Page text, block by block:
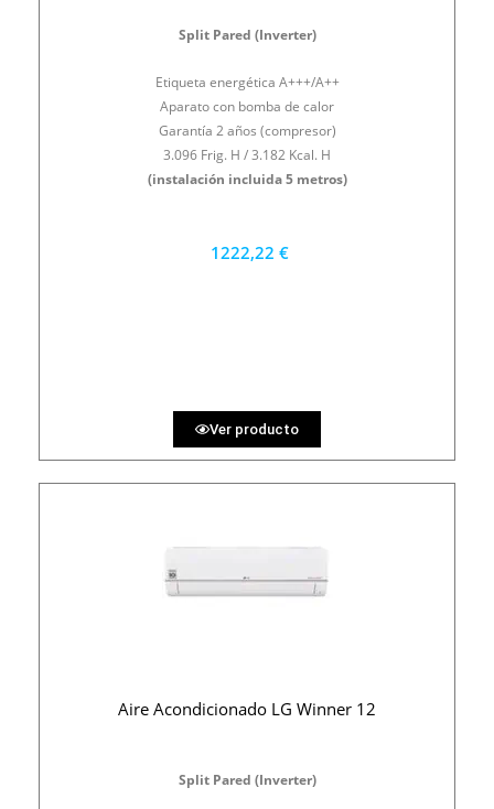
Split Pared (Inverter)
Etiqueta energética A+++/A++
Aparato con bomba de calor
Garantía 2 años (compresor)
3.096 Frig. H / 3.182 Kcal. H
(instalación incluida 5 metros)
1222,22 €
Ver producto
Aire Acondicionado LG Winner 12
Split Pared (Inverter)